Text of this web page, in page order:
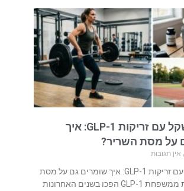
ירידה במשקל עם זריקות GLP-1: איך
על מסת השריר?
אין תגובות
ירידה במשקל עם זריקות GLP-1: איך שומרים גם על מסת
השריר? זריקות ממשפחת GLP-1 הפכו בשנים האחרונות